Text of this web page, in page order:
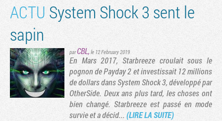
ACTU System Shock 3 sent le
sapin
parCBL, le 12 February 2019
En Mars 2017, Starbreeze croulait sous le
pognon de Payday 2 et investissait 12 millions
de dollars dans System Shock 3, développé par
OtherSide. Deux ans plus tard, les choses ont
bien changé. Starbreeze est passé en mode
survie et a décid... (LIRE LA SUITE)